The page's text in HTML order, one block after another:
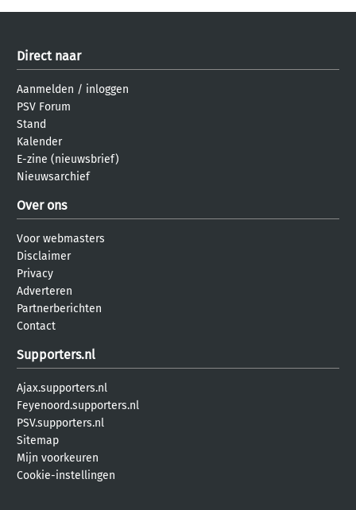
Direct naar
Aanmelden / inloggen
PSV Forum
Stand
Kalender
E-zine (nieuwsbrief)
Nieuwsarchief
Over ons
Voor webmasters
Disclaimer
Privacy
Adverteren
Partnerberichten
Contact
Supporters.nl
Ajax.supporters.nl
Feyenoord.supporters.nl
PSV.supporters.nl
Sitemap
Mijn voorkeuren
Cookie-instellingen